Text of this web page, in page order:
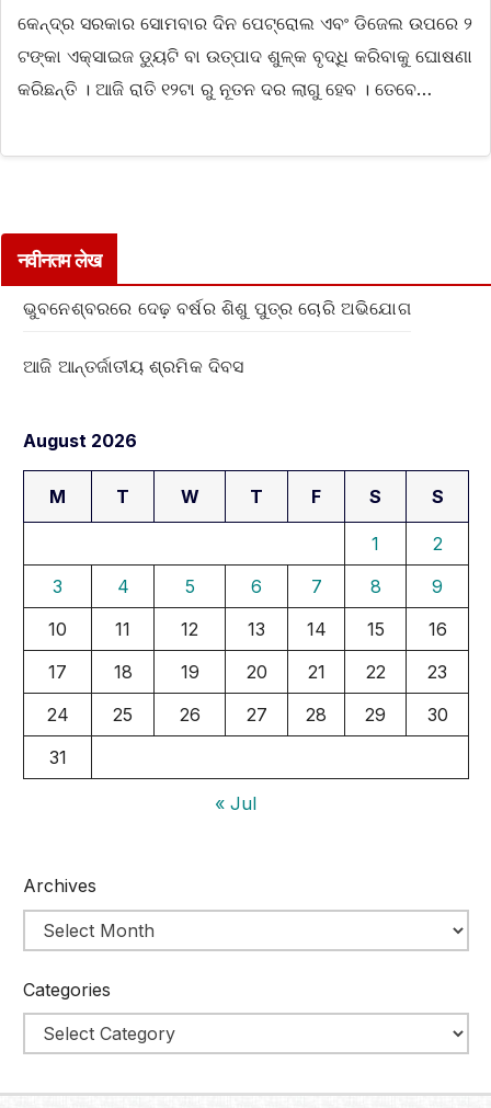
କେନ୍ଦ୍ର ସରକାର ସୋମବାର ଦିନ ପେଟ୍ରୋଲ ଏବଂ ଡିଜେଲ ଉପରେ ୨
ଟଙ୍କା ଏକ୍ସାଇଜ ଡ୍ୟୁଟି ବା ଉତ୍ପାଦ ଶୁଳ୍କ ବୃଦ୍ଧି କରିବାକୁ ଘୋଷଣା
କରିଛନ୍ତି । ଆଜି ରାତି ୧୨ଟା ରୁ ନୂତନ ଦର ଲାଗୁ ହେବ । ତେବେ…
नवीनतम लेख
ଭୁବନେଶ୍ବରରେ ଦେଢ଼ ବର୍ଷର ଶିଶୁ ପୁତ୍ର ଚୋରି ଅଭିଯୋଗ
ଆଜି ଆନ୍ତର୍ଜାତୀୟ ଶ୍ରମିକ ଦିବସ
August 2026
M T W T F S S
1
2
3
4 5 6 7 8
9
10
11 12 13 14 15
16
17
18 19 20 21 22
23
24
25 26 27 28 29
30
31
« Jul
Archives
Categories